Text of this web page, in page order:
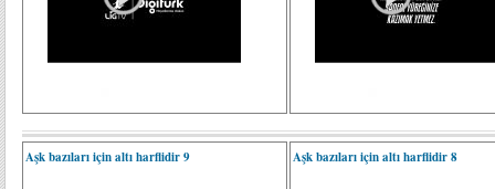
Aşk bazıları için altı harflidir 9 Aşk bazıları için altı harflidir 8